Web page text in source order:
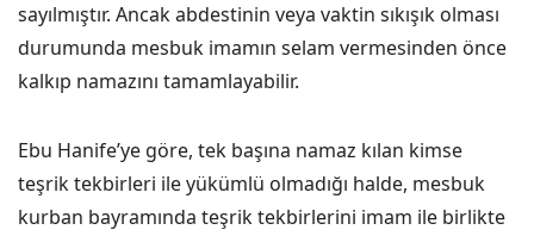
sayılmıştır. Ancak abdestinin veya vaktin sıkışık olması
durumunda mesbuk imamın selam vermesinden önce
kalkıp namazını tamamlayabilir.
Ebu Hanife’ye göre, tek başına namaz kılan kimse
teşrik tekbirleri ile yükümlü olmadığı halde, mesbuk
kurban bayramında teşrik tekbirlerini imam ile birlikte